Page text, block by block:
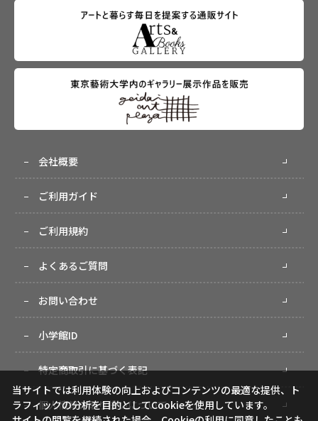
会社概要
ご利用ガイド
ご利用規約
よくあるご質問
お問い合わせ
小学館ID
特定商取引に基づく表記
個人情報の取り扱いについて
当サイトでは利用体験の向上およびコンテンツの最適な提供、ト
ラフィックの分析を目的としてCookieを使用しています。